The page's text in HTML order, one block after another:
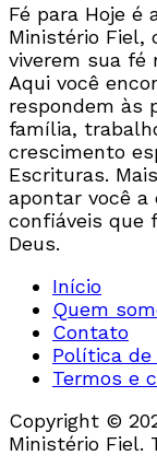
Fé para Hoje é
Ministério Fiel,
viverem sua fé
Aqui você
respondem às
família,
crescimento
Escrituras.
apontar você a
confiáveis que
Deus.
Início
Quem
Contato
Política de
Termos e
Copyright ©
Ministério Fiel.